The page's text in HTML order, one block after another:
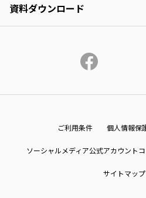
資料ダウンロード
ご利用条件 個人情報保
ソーシャルメディア公式アカウント
サイトマップ